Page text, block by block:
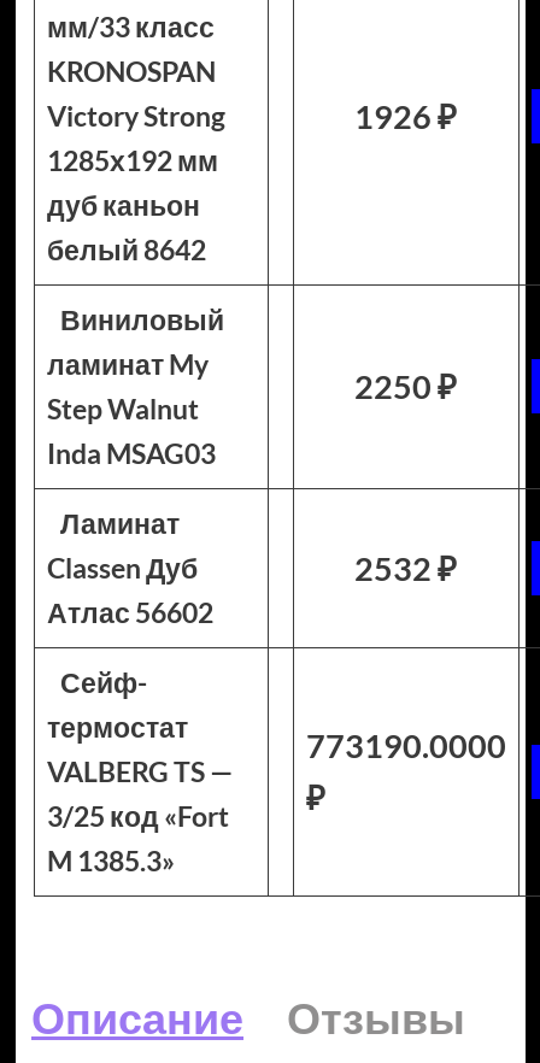
мм/33 класс
KRONOSPAN
Victory Strong
1285х192 мм
дуб каньон
белый 8642
1926 ₽
Виниловый
ламинат My
Step Walnut
Inda MSAG03
2250 ₽
Ламинат
Classen Дуб
Атлас 56602
2532 ₽
Сейф-
термостат
VALBERG TS —
3/25 код «Fort
M 1385.3»
773190.0000
₽
Описание
Отзывы